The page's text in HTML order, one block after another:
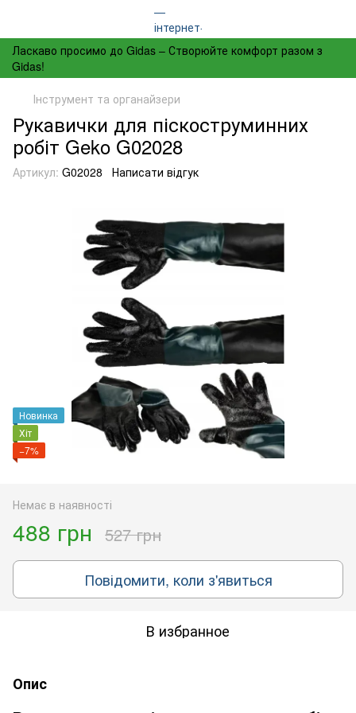
Ласкаво просимо до Gidas – Створюйте комфорт разом з
Gidas!
Інструмент та органайзери
Рукавички для піскоструминних
робіт Geko G02028
Артикул: G02028 Написати відгук
Новинка
Хіт
−7%
Немає в наявності
488 грн 527 грн
Повідомити, коли з'явиться
В избранное
Опис